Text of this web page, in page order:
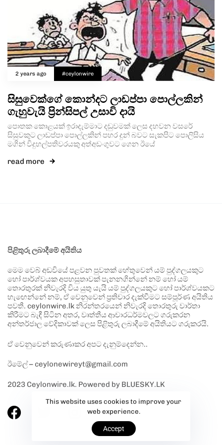
2 years ago #ceylonwire
සිසුවෙක්ගේ කොන්දට ලාඩප්පා පොල්ලකින්
ගැහුවැයි ප්‍රින්සිපල් උසාවි දායි
පොතක කොළයක් ඉරාදැම්මාට දඬුවමක් ලෙස දහවන වසරේ
සිසුවකුට ලාඩප්පා පොල්ලකින් පහර දුන් බවට සැකපිට පොලිසිය
මගින් විදුහල්පතිවරයකු අත්අඩංගුවට ගෙන ඊයේ
read more
පිළිතුරු ලබාදීමේ අයිතිය
මෙම වෙබ් අඩවියේ පළවන පුවතක් හේතුවෙන් යම් පුද්ගලයකුට
හෝ පාර්ශ්වයක අපහසුතාවක් පැනනගින්නේ නම් හෝ යම්
තොරතුරක් නිවැරදි විය යුතු යැයි යම් පුද්ගලයකුට හෝ පාර්ශ්වයකට
හැඟෙන්නේ නම්, ඒ වෙනුවෙන් ප්‍රතිචාර දැක්වීමට සම්පූර්ණ අයිතිය
පවතී. ceylonwire.lk නිරන්තරයෙන් නිවැරදි තොරතුරු වාර්තා
කිරීමට බැඳී සිටින අතර, වෘත්තීය ආචාරධර්මවලට ගරුකරන
අන්තර්ජාල වේදිකාවක් ලෙස පිළිතුරු ලබාදීමේ අයිතියට ගරුකරයි.
ඒ වෙනුවෙන් කරුණාකර අපට දැනුම්දෙන්න..
ඊමේල් – ceylonewireyt@gmail.com
2023 Ceylonwire.lk. Powered by BLUESKY.LK
This website uses cookies to improve your
web experience.
Accept